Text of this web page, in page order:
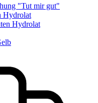
"Tut mir gut"
Hydrolat
Hydrolat